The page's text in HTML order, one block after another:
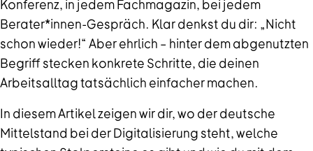
Konferenz, in jedem Fachmagazin, bei jedem
Berater*innen-Gespräch. Klar denkst du dir: „Nicht
schon wieder!“ Aber ehrlich – hinter dem abgenutzten
Begriff stecken konkrete Schritte, die deinen
Arbeitsalltag tatsächlich einfacher machen.
In diesem Artikel zeigen wir dir, wo der deutsche
Mittelstand bei der Digitalisierung steht, welche